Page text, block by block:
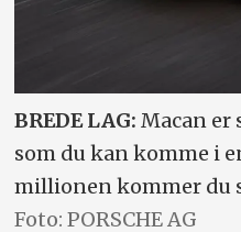
BREDE LAG: Macan er
som du kan komme i
millionen kommer du
Foto: PORSCHE AG